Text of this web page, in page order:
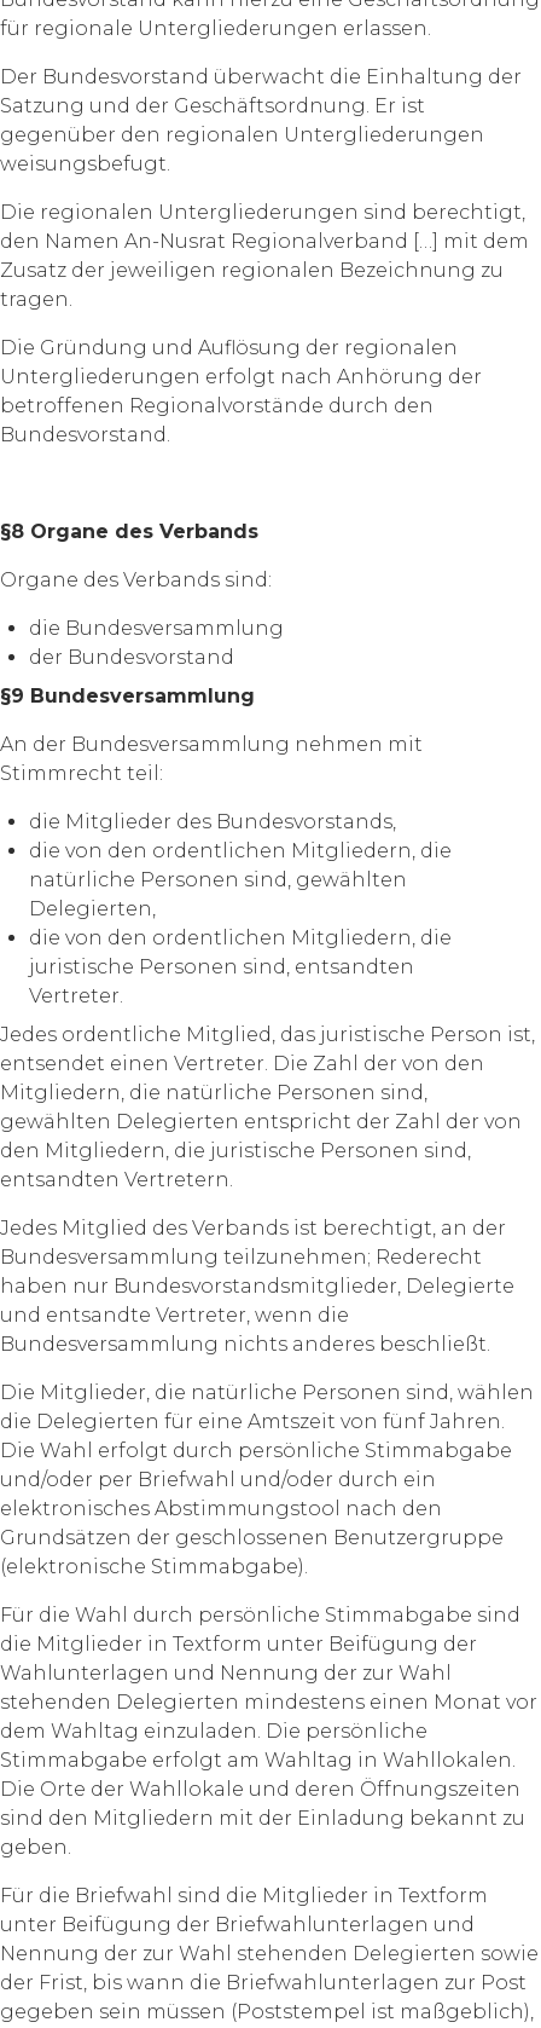
für regionale Untergliederungen erlassen.
Der Bundesvorstand überwacht die Einhaltung der
Satzung und der Geschäftsordnung. Er ist
gegenüber den regionalen Untergliederungen
weisungsbefugt.
Die regionalen Untergliederungen sind berechtigt,
den Namen An-Nusrat Regionalverband […] mit dem
Zusatz der jeweiligen regionalen Bezeichnung zu
tragen.
Die Gründung und Auflösung der regionalen
Untergliederungen erfolgt nach Anhörung der
betroffenen Regionalvorstände durch den
Bundesvorstand.
§8 Organe des Verbands
Organe des Verbands sind:
die Bundesversammlung
der Bundesvorstand
§9 Bundesversammlung
An der Bundesversammlung nehmen mit
Stimmrecht teil:
die Mitglieder des Bundesvorstands,
die von den ordentlichen Mitgliedern, die
natürliche Personen sind, gewählten
Delegierten,
die von den ordentlichen Mitgliedern, die
juristische Personen sind, entsandten
Vertreter.
Jedes ordentliche Mitglied, das juristische Person ist,
entsendet einen Vertreter. Die Zahl der von den
Mitgliedern, die natürliche Personen sind,
gewählten Delegierten entspricht der Zahl der von
den Mitgliedern, die juristische Personen sind,
entsandten Vertretern.
Jedes Mitglied des Verbands ist berechtigt, an der
Bundesversammlung teilzunehmen; Rederecht
haben nur Bundesvorstandsmitglieder, Delegierte
und entsandte Vertreter, wenn die
Bundesversammlung nichts anderes beschließt.
Die Mitglieder, die natürliche Personen sind, wählen
die Delegierten für eine Amtszeit von fünf Jahren.
Die Wahl erfolgt durch persönliche Stimmabgabe
und/oder per Briefwahl und/oder durch ein
elektronisches Abstimmungstool nach den
Grundsätzen der geschlossenen Benutzergruppe
(elektronische Stimmabgabe).
Für die Wahl durch persönliche Stimmabgabe sind
die Mitglieder in Textform unter Beifügung der
Wahlunterlagen und Nennung der zur Wahl
stehenden Delegierten mindestens einen Monat vor
dem Wahltag einzuladen. Die persönliche
Stimmabgabe erfolgt am Wahltag in Wahllokalen.
Die Orte der Wahllokale und deren Öffnungszeiten
sind den Mitgliedern mit der Einladung bekannt zu
geben.
Für die Briefwahl sind die Mitglieder in Textform
unter Beifügung der Briefwahlunterlagen und
Nennung der zur Wahl stehenden Delegierten sowie
der Frist, bis wann die Briefwahlunterlagen zur Post
gegeben sein müssen (Poststempel ist maßgeblich),